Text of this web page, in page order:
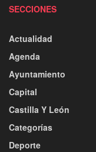
SECCIONES
Actualidad
Agenda
Ayuntamiento
Capital
Castilla Y León
Categorías
Deporte